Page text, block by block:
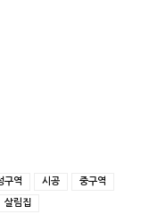
구역 시공 중구역
살림집